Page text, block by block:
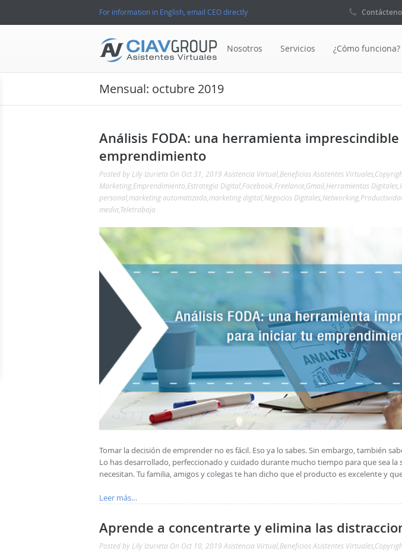
For information in English, email CEO directly
Nosotros Servicios ¿Cómo funciona?
Mensual: octubre 2019
Análisis FODA: una herramienta
emprendimiento
Posted by Lily Izurieta On Oct 31, 2019 Asistencia Virtual Beneficios Asistentes Virtuales
Marketing Emprendimiento Estrategia Digital Facebook FreelanceGmail Herramientas Digitales
personal marketing automatizado marketing digital Negocios Digitales Networking
mediaTeletrabajo
Tomar la decisión de emprender no es fácil. Eso ya lo sabes. Sin embargo, también
Lo has desarrollado, perfeccionado y cuidado durante mucho tiempo para que sea
necesitan. Tu familia, amigos y colegas te han dicho que el producto es excelente y
Leer más…
Aprende a concentrarte y elimina las
Posted by Lily Izurieta On Oct 10, 2019 Asistencia Virtual Beneficios Asistentes Virtuales